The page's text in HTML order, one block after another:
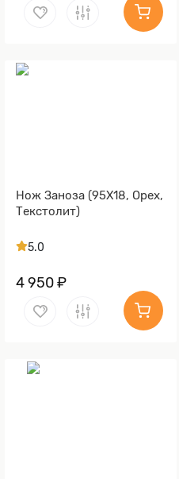
Нож Заноза (95Х18, Орех,
Текстолит)
5.0
4 950 ₽